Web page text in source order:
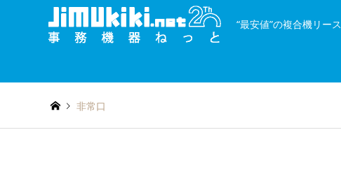
“最安値”の複合機リース
非常口